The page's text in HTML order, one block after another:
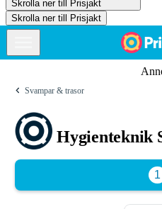
Skrolla ner till Prisjakt
Skrolla ner till Prisjakt
Svampar & trasor
Hygienteknik
1